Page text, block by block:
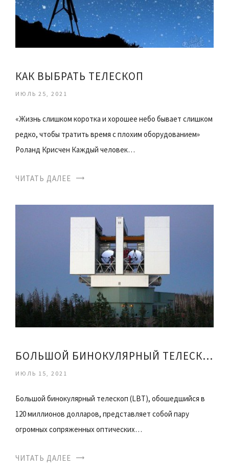
КАК ВЫБРАТЬ ТЕЛЕСКОП
ИЮЛЬ 25, 2021
«Жизнь слишком коротка и хорошее небо бывает слишком
редко, чтобы тратить время с плохим оборудованием»
Роланд Крисчен Каждый человек…
ЧИТАТЬ ДАЛЕЕ
БОЛЬШОЙ БИНОКУЛЯРНЫЙ ТЕЛЕСКОП
ИЮЛЬ 15, 2021
Большой бинокулярный телескоп (LBT), обошедшийся в
120 миллионов долларов, представляет собой пару
огромных сопряженных оптических…
ЧИТАТЬ ДАЛЕЕ